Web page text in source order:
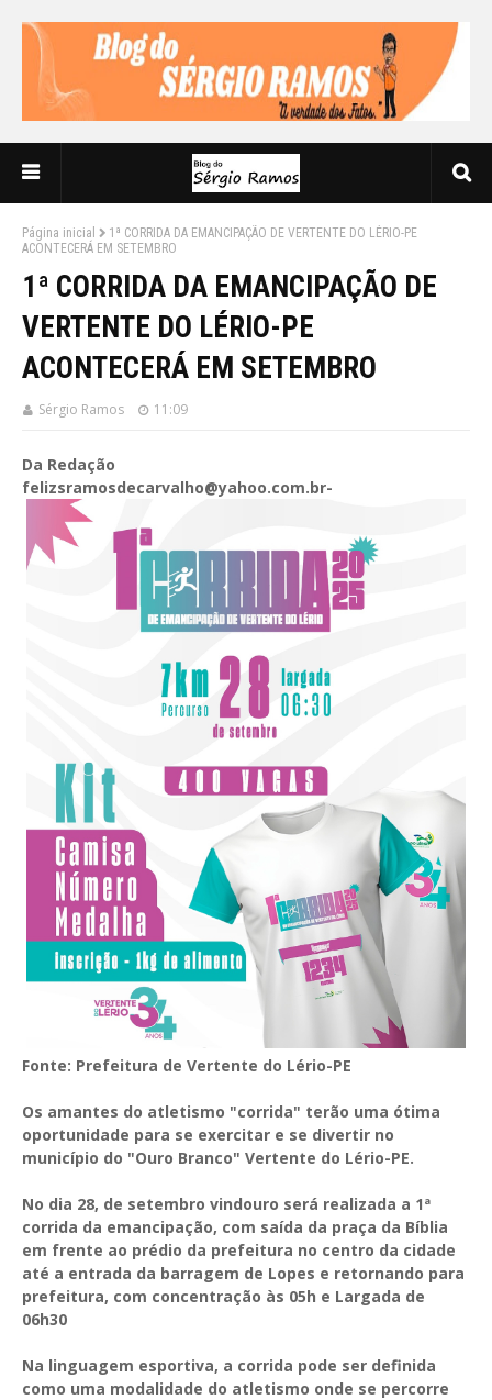
Página inicial
1ª CORRIDA DA EMANCIPAÇÃO DE VERTENTE DO LÉRIO-PE
ACONTECERÁ EM SETEMBRO
1ª CORRIDA DA EMANCIPAÇÃO DE
VERTENTE DO LÉRIO-PE
ACONTECERÁ EM SETEMBRO
Sérgio Ramos 11:09
Da Redação
felizsramosdecarvalho@yahoo.com.br-
Fonte: Prefeitura de Vertente do Lério-PE
Os amantes do atletismo "corrida" terão uma ótima
oportunidade para se exercitar e se divertir no
município do "Ouro Branco" Vertente do Lério-PE.
No dia 28, de setembro vindouro será realizada a 1ª
corrida da emancipação, com saída da praça da Bíblia
em frente ao prédio da prefeitura no centro da cidade
até a entrada da barragem de Lopes e retornando para
prefeitura, com concentração às 05h e Largada de
06h30
Na linguagem esportiva, a corrida pode ser definida
como uma modalidade do atletismo onde se percorre